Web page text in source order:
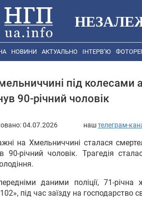
НОВИНИ АКТУАЛЬНО ІНТЕРВ’Ю
під колесами
90-річний чоловік
04.07.2026 наштелеграм-
на Хмельниччині сталася
90-річний чоловік. Трагедія
даними поліції, 71-
під час заїзду на господарство